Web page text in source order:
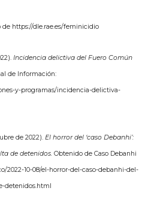
de https://dle.rae.es/feminicidio
Incidencia delictiva del Fuero Común
de Información:
y-programas/incidencia-delictiva-
de 2022). El horror del ‘caso Debanhi’:
de detenidos. Obtenido de Caso Debanhi
2022-10-08/el-horror-del-caso-debanhi-del-
detenidos.html